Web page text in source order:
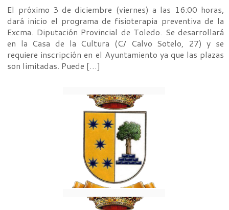
El próximo 3 de diciembre (viernes) a las 16:00 horas,
dará inicio el programa de fisioterapia preventiva de la
Excma. Diputación Provincial de Toledo. Se desarrollará
en la Casa de la Cultura (C/ Calvo Sotelo, 27) y se
requiere inscripción en el Ayuntamiento ya que las plazas
son limitadas. Puede […]